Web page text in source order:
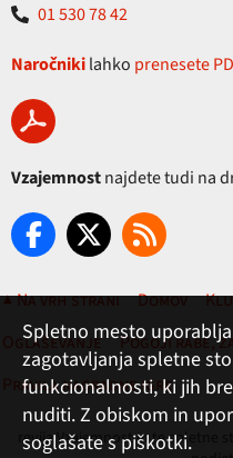
01 530 78 42
Naročnikilahko prenesete
Vzajemnostnajdete tudi na
▲ Na vrh strani Domov
Oglaševanje
Pogoji rabe,
Pravila nagradne igre
revija Vzajemnost in te spletne
Spletno mesto
zagotavljanja spletne
funkcionalnosti, ki jih
nuditi. Z obiskom in
soglašate s piškotki.